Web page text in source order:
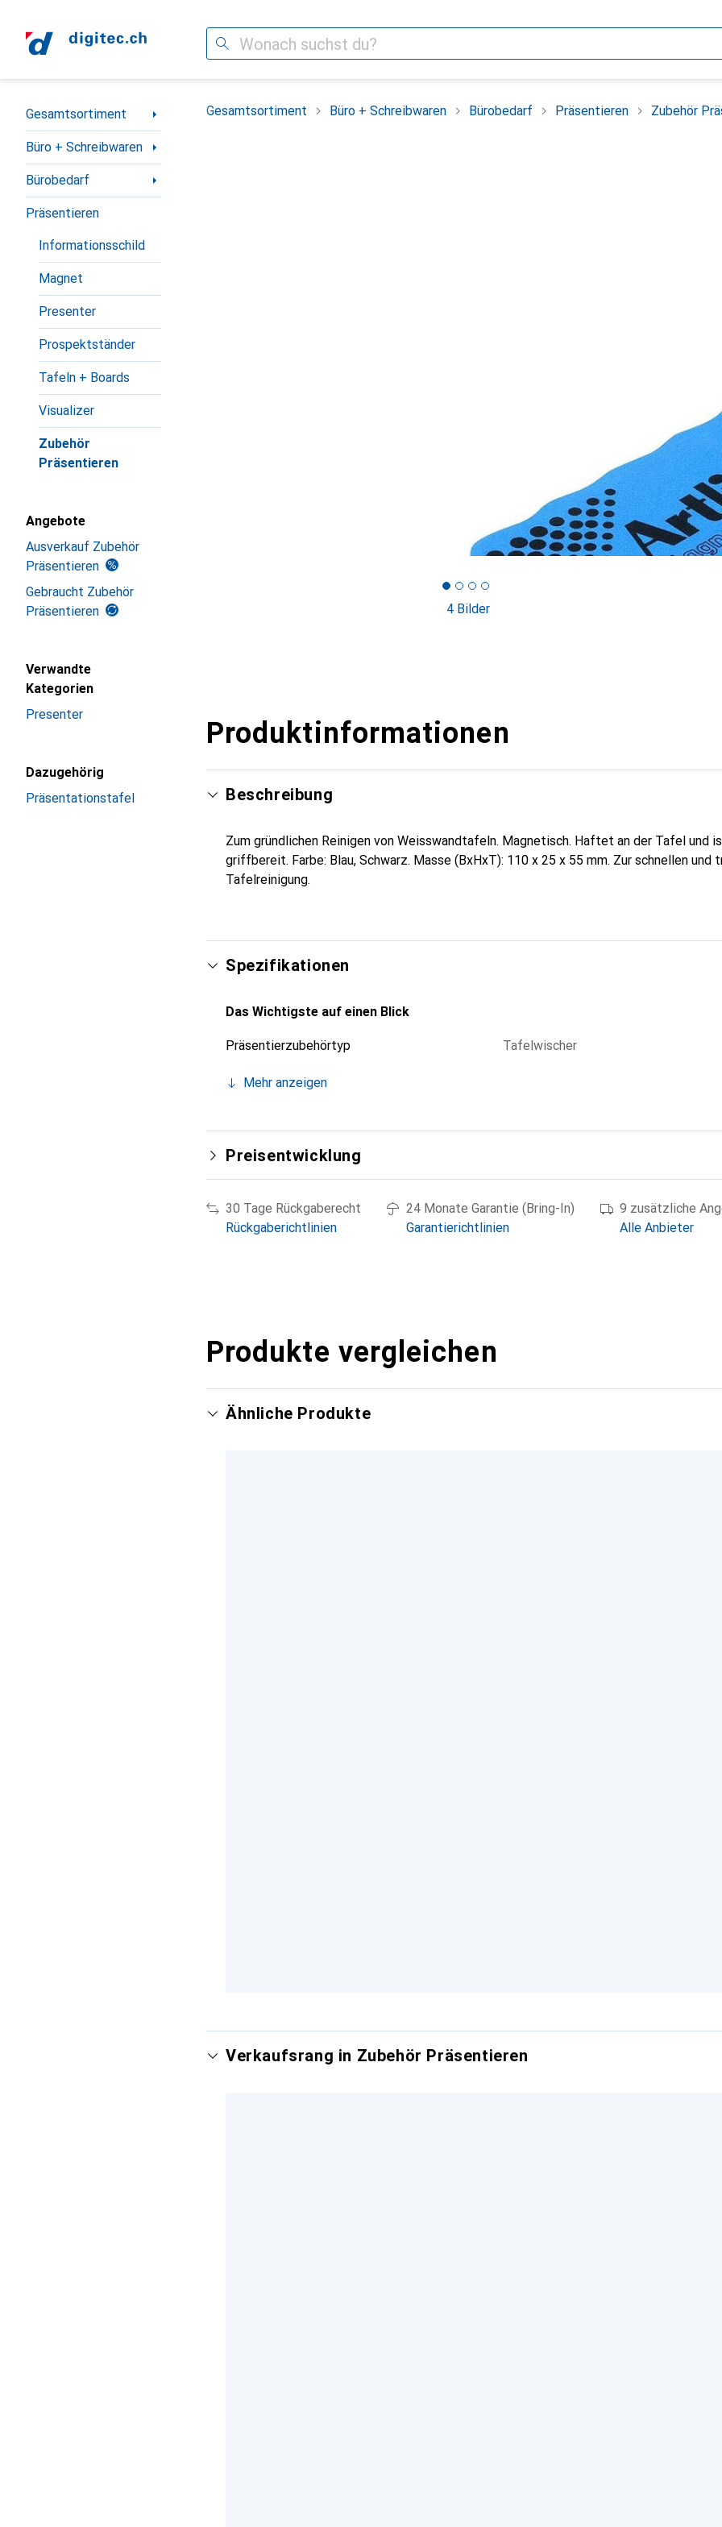
Suche
Navigation nach Kategorien
Gesamtsortiment
Büro + Schreibwaren
Bürobedarf
Präsentieren
Informationsschild
Magnet
Presenter
Prospektständer
Tafeln + Boards
Visualizer
Zubehör
Präsentieren
Angebote
Ausverkauf Zubehör
Präsentieren
Gebraucht Zubehör
Präsentieren
Verwandte
Kategorien
Presenter
Dazugehörig
Präsentationstafel
Gesamtsortiment Büro + Schreibwaren Bürobedarf Präsentieren Zubehör
4 Bilder
Produktinformationen
Beschreibung
Zum gründlichen Reinigen von Weisswandtafeln. Magnetisch. Haftet an der Tafel und
griffbereit. Farbe: Blau, Schwarz. Masse (BxHxT): 110 x 25 x 55 mm. Zur schnellen und
Tafelreinigung.
Spezifikationen
Das Wichtigste auf einen Blick
Präsentierzubehörtyp Tafelwischer
Mehr anzeigen
Preisentwicklung
30 Tage Rückgaberecht
Rückgaberichtlinien
24 Monate Garantie (Bring-In)
Garantierichtlinien
9 zusätzliche
Alle Anbieter
Produkte vergleichen
Ähnliche Produkte
Verkaufsrang in Zubehör Präsentieren